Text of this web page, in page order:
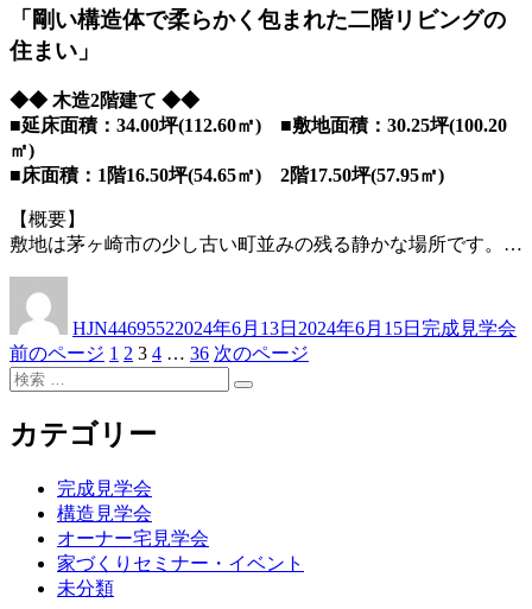
「剛い構造体で柔らかく包まれた二階リビングの
住まい」
◆◆ 木造2階建て ◆◆
■延床面積：34.00坪(112.60㎡) ■敷地面積：30.25坪(100.20
㎡)
■床面積：1階16.50坪(54.65㎡) 2階17.50坪(57.95㎡)
【概要】
敷地は茅ヶ崎市の少し古い町並みの残る静かな場所です。…
者
HJN4469552日:
2024年6月13日 2024年6月15日ゴ
完成見学会
投
稿
の
前のページ 固
ー
ジ
1 固
ー
2 固
ー
3 固
ー
4 … 固
36 次のページ
検
検
カテゴリー
完成見学会
構造見学会
オーナー宅見学会
家づくりセミナー・イベント
未分類